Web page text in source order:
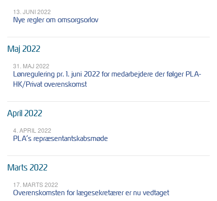
13. JUNI 2022
Nye regler om omsorgsorlov
Maj 2022
31. MAJ 2022
Lønregulering pr. 1. juni 2022 for medarbejdere der følger PLA-
HK/Privat overenskomst
April 2022
4. APRIL 2022
PLA’s repræsentantskabsmøde
Marts 2022
17. MARTS 2022
Overenskomsten for lægesekretærer er nu vedtaget